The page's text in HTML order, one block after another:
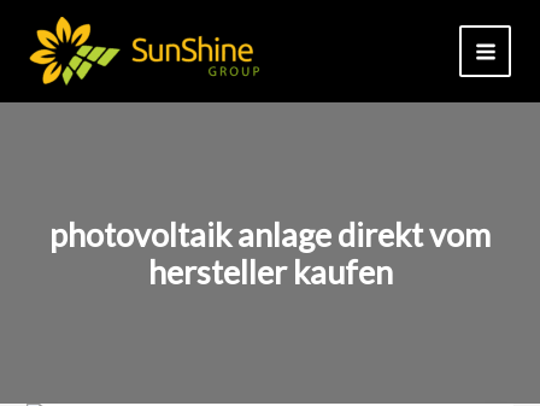
Inhalt
springen
photovoltaik anlage direkt vom
hersteller kaufen